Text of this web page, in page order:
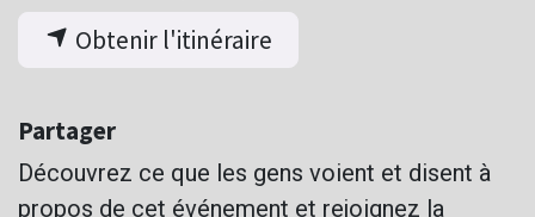
Obtenir l'itinéraire
Partager
Découvrez ce que les gens voient et disent à
propos de cet événement et rejoignez la